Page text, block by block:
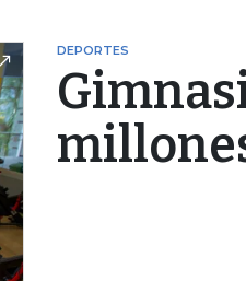
DEPORTES